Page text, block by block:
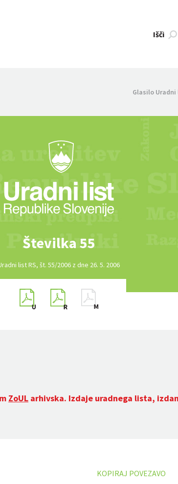
Išči
Glasilo Uradni
Številka 55
list RS, št. 55/2006 z dne 26. 5. 2006
ZoUL arhivska. Izdaje uradnega lista,
KOPIRAJ POVEZAVO